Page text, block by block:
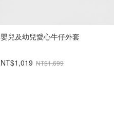
嬰兒及幼兒愛心牛仔外套
NT$1,019 NT$1,699